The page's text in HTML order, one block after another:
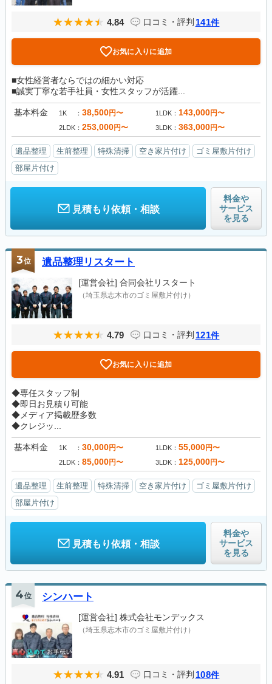
4.84 口コミ・評判 141件
お気に入りに追加
■女性経営者ならではの細かい対応
■誠実丁寧な若手社員・女性スタッフが活躍...
基本料金 1K 38,500円〜 1LDK 143,000円〜
2LDK 253,000円〜 3LDK 363,000円〜
遺品整理 生前整理 特殊清掃 空き家片付け
ゴミ屋敷片付け
部屋片付け
見積もり依頼・相談
料金や
サービス
を見る
3位 遺品整理リスタート
[運営会社] 合同会社リスタート
（埼玉県志木市のゴミ屋敷片付け）
4.79 口コミ・評判 121件
お気に入りに追加
◆専任スタッフ制
◆即日お見積り可能
◆メディア掲載歴多数
◆クレジッ...
基本料金 1K 30,000円〜 1LDK 55,000円〜
2LDK 85,000円〜 3LDK 125,000円〜
遺品整理 生前整理 特殊清掃 空き家片付け
ゴミ屋敷片付け
部屋片付け
見積もり依頼・相談
料金や
サービス
を見る
4位 シンハート
[運営会社] 株式会社モンデックス
（埼玉県志木市のゴミ屋敷片付け）
4.91 口コミ・評判 108件